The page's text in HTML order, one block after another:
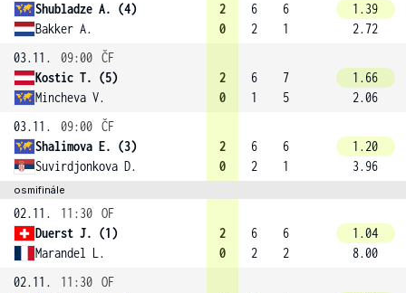
Shubladze A. (4)
Bakker A.
2
0
6
2
6
1
1.39
2.72
03.11.
09:00 ČF
Kostic T. (5)
Mincheva V.
2
0
6
1
7
5
1.66
2.06
03.11.
09:00 ČF
Shalimova E. (3)
Suvirdjonkova D.
2
0
6
2
6
1
1.20
3.96
osmifinále
02.11. 11:30 OF
Duerst J. (1)
Marandel L.
2
0
6
2
6
2
1.04
8.00
02.11.
11:30 OF